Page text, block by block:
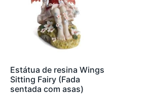
Estátua de resina Wings
Sitting Fairy (Fada
sentada com asas)